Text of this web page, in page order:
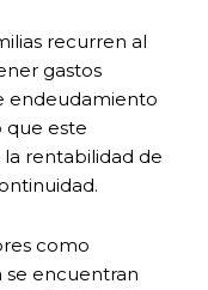
recurren al
gastos
endeudamiento
que este
rentabilidad de
como
se encuentran